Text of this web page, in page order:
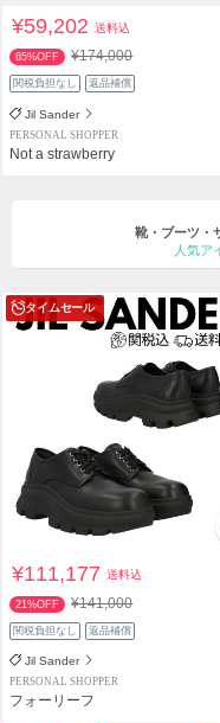
¥59,202送料込
65%OFF ¥174,000
関税負担なし 返品補償
Jil Sander
PERSONAL SHOPPER
Not a strawberry
靴・ブーツ・
人気ア
タイムセール
¥111,177送料込
21%OFF ¥141,000
関税負担なし 返品補償
Jil Sander
PERSONAL SHOPPER
フォーリーフ